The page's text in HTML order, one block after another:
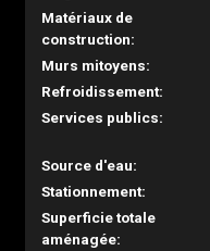
Matériaux de
construction:
Murs mitoyens:
Refroidissement:
Services publics:
Source d'eau:
Stationnement:
Superficie totale
aménagée: